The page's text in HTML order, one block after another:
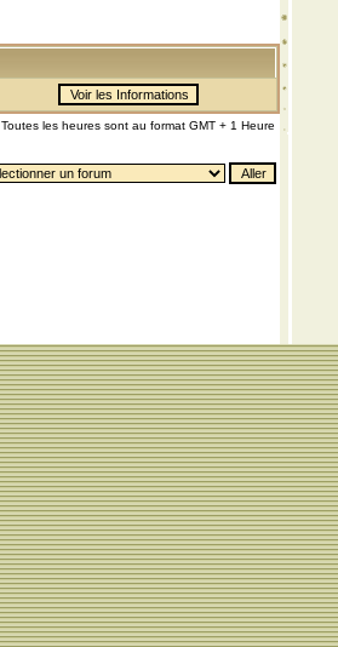
Toutes les heures sont au format GMT + 1 Heure